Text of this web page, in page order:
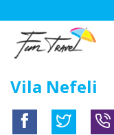
Vila Nefeli